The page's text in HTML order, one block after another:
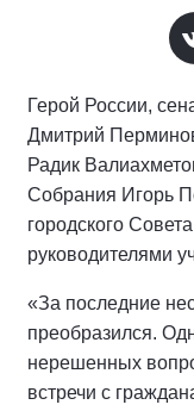
Герой России,
Дмитрий
Радик
Собрания Игорь
городского
руководителями
«За последние
преобразился.
нерешенных
встречи с